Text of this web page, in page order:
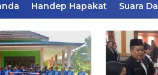
Handep Hapakat Suara